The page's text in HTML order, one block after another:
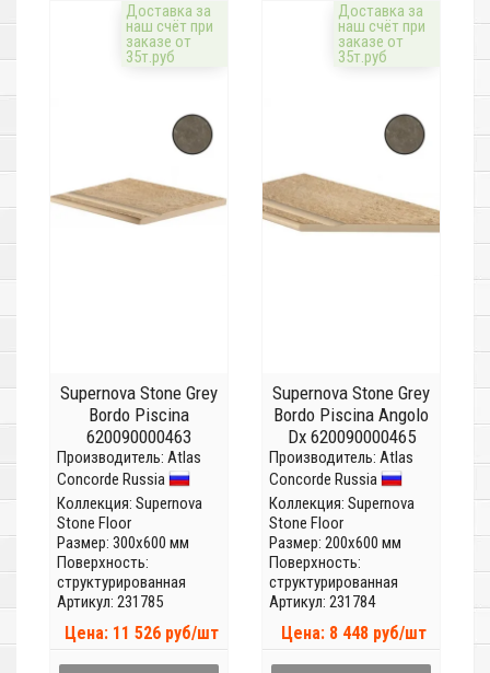
Доставка за
наш счёт при
заказе от
35т.руб
Supernova Stone Grey
Bordo Piscina
620090000463
Производитель: Atlas
Concorde Russia
Коллекция: Supernova
Stone Floor
Размер: 300x600 мм
Поверхность:
структурированная
Артикул: 231785
Цена: 11 526 руб/шт
Доставка за
наш счёт при
заказе от
35т.руб
Supernova Stone Grey
Bordo Piscina Angolo
Dx 620090000465
Производитель: Atlas
Concorde Russia
Коллекция: Supernova
Stone Floor
Размер: 200x600 мм
Поверхность:
структурированная
Артикул: 231784
Цена: 8 448 руб/шт